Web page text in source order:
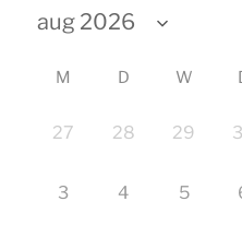
M D W
27 28 29
3 4 5